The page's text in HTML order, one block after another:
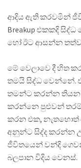
ආදිය ඇති කරවමින්
Breakup එකකදි
හෝ ඊට ආසන්න
මේ වෙලාවෙ දී හිත
තමයි සිද්ධ වෙන්නේ.
තමන්ට කරන්න තියන
කරන්නෙ පුළුවන්
කරන එක,
අනුන්ට සිද්ද කරන්න
ජීවිතයෙන් වන්දි
බලපාන විදිය වෙනස්.